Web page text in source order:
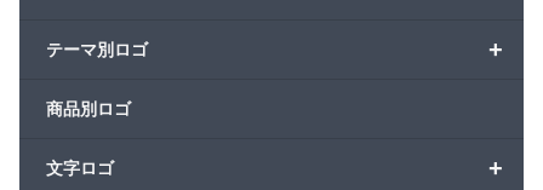
+
テーマ別ロゴ
商品別ロゴ
+
文字ロゴ